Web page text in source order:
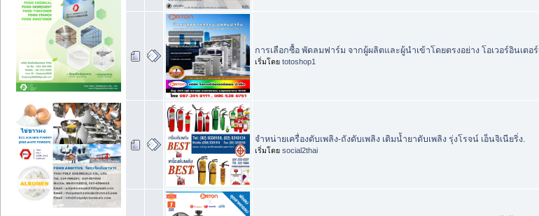
การเลือกซื้อ พัดลมฟาร์ม จากผู้ผลิตและผู้นำเข้าโดยตรงอย่าง โอเวอร์อินเตอ
เริ่มโดย totoshop1
จำหน่ายเครื่องดับเพลิง-ถังดับเพลิง เติมน้ำยาดับเพลิง รุ่งโรจน์ เอ็นจิเนียริ่ง.
เริ่มโดย social2thai